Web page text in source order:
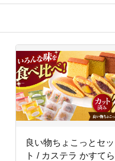
良い物ちょこっとセッ
ト / カステラ かすてら